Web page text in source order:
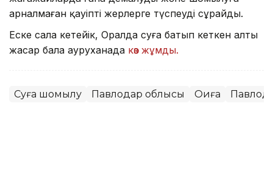
арналмаған қауіпті жерлерге түспеуді сұрайды.
Еске сала кетейік, Оралда суға батып кеткен алты
жасар бала ауруханада көз жұмды.
Суға шомылу Павлодар облысы Оқиға